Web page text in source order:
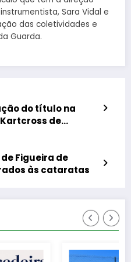
Sara Vidal e
das coletividades e
Guarda.
do título na
de
Figueira de
às cataratas